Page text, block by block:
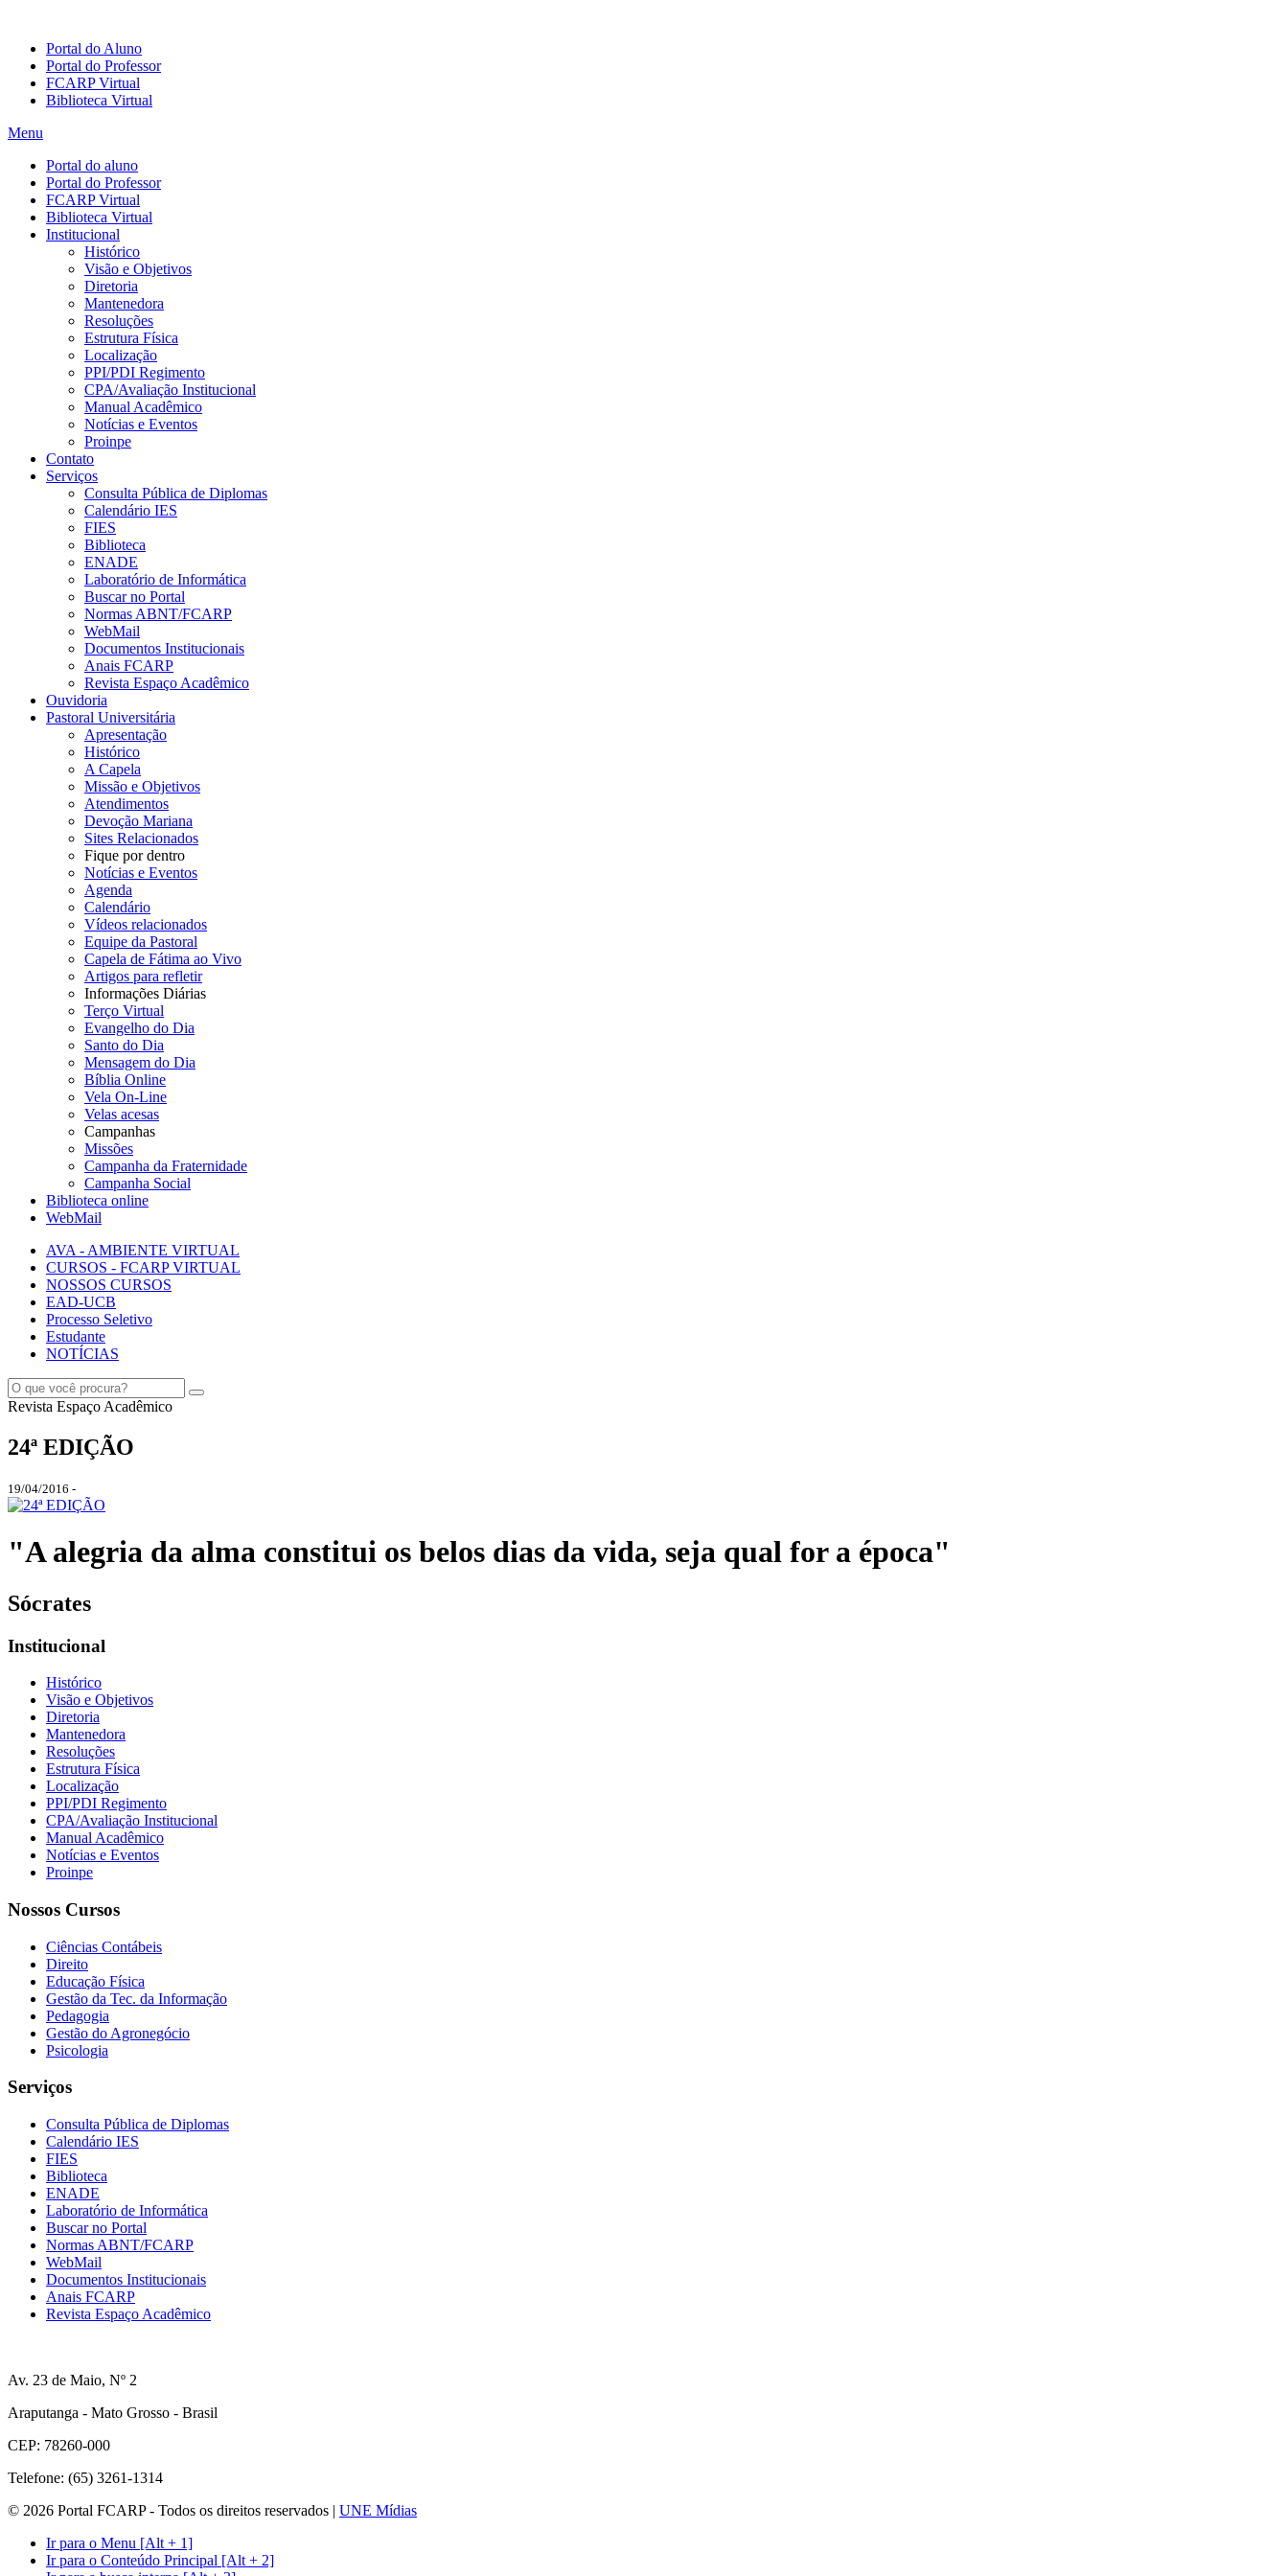
Portal do Aluno
Portal do Professor
FCARP Virtual
Biblioteca Virtual
Menu
Portal do aluno
Portal do Professor
FCARP Virtual
Biblioteca Virtual
Institucional
Histórico
Visão e Objetivos
Diretoria
Mantenedora
Resoluções
Estrutura Física
Localização
PPI/PDI Regimento
CPA/Avaliação Institucional
Manual Acadêmico
Notícias e Eventos
Proinpe
Contato
Serviços
Consulta Pública de Diplomas
Calendário IES
FIES
Biblioteca
ENADE
Laboratório de Informática
Buscar no Portal
Normas ABNT/FCARP
WebMail
Documentos Institucionais
Anais FCARP
Revista Espaço Acadêmico
Ouvidoria
Pastoral Universitária
Apresentação
Histórico
A Capela
Missão e Objetivos
Atendimentos
Devoção Mariana
Sites Relacionados
Fique por dentro
Notícias e Eventos
Agenda
Calendário
Vídeos relacionados
Equipe da Pastoral
Capela de Fátima ao Vivo
Artigos para refletir
Informações Diárias
Terço Virtual
Evangelho do Dia
Santo do Dia
Mensagem do Dia
Bíblia Online
Vela On-Line
Velas acesas
Campanhas
Missões
Campanha da Fraternidade
Campanha Social
Biblioteca online
WebMail
AVA - AMBIENTE VIRTUAL
CURSOS - FCARP VIRTUAL
NOSSOS CURSOS
EAD-UCB
Processo Seletivo
Estudante
NOTÍCIAS
Revista Espaço Acadêmico
24ª EDIÇÃO
19/04/2016 -
"A alegria da alma constitui os belos dias da vida, seja qual for a época"
Sócrates
Institucional
Histórico
Visão e Objetivos
Diretoria
Mantenedora
Resoluções
Estrutura Física
Localização
PPI/PDI Regimento
CPA/Avaliação Institucional
Manual Acadêmico
Notícias e Eventos
Proinpe
Nossos Cursos
Ciências Contábeis
Direito
Educação Física
Gestão da Tec. da Informação
Pedagogia
Gestão do Agronegócio
Psicologia
Serviços
Consulta Pública de Diplomas
Calendário IES
FIES
Biblioteca
ENADE
Laboratório de Informática
Buscar no Portal
Normas ABNT/FCARP
WebMail
Documentos Institucionais
Anais FCARP
Revista Espaço Acadêmico
Av. 23 de Maio, Nº 2
Araputanga - Mato Grosso - Brasil
CEP: 78260-000
Telefone: (65) 3261-1314
© 2026 Portal FCARP - Todos os direitos reservados | UNE Mídias
Ir para o Menu [Alt + 1]
Ir para o Conteúdo Principal [Alt + 2]